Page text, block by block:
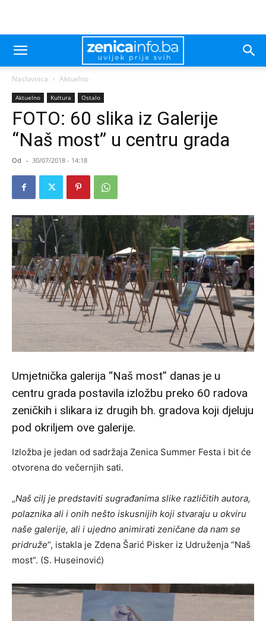
Naslovnica Aktuelno
Aktuelno Kultura Ostalo
FOTO: 60 slika iz Galerije
“Naš most” u centru grada
Od - 30/07/2018 - 14:18
Umjetnička galerija “Naš most” danas je u
centru grada postavila izložbu preko 60 radova
zeničkih i slikara iz drugih bh. gradova koji djeluju
pod okriljem ove galerije.
Izložba je jedan od sadržaja Zenica Summer Festa i bit će
otvorena do večernjih sati.
„Naš cilj je predstaviti sugrađanima slike različitih autora,
polaznika ali i onih nešto iskusnijih koji stvaraju u okviru
naše galerije, ali i ujedno animirati zeničane da nam se
pridruže“, istakla je Zdena Šarić Pisker iz Udruženja “Naš
most”. (S. Huseinović)